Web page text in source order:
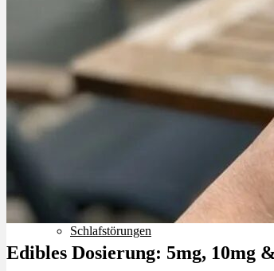
ADHS
Angststörungen
Schlafstörungen
Edibles Dosierung: 5mg, 10mg